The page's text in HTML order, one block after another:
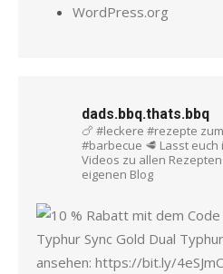
WordPress.org
dads.bbq.thats.bbq
🍗 #leckere #rezepte
#barbecue 🥩 Lasst
Videos zu allen Rezepten
eigenen Blog